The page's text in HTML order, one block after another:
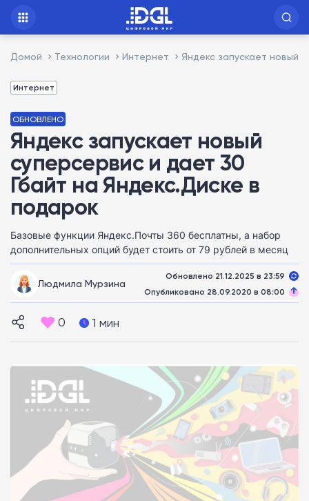
Домой Технологии Интернет Яндекс запускает новый
Интернет
ОБНОВЛЕНО
Яндекс запускает новый
суперсервис и дает 30
Гбайт на Яндекс.Диске в
подарок
Базовые функции Яндекс.Почты 360 бесплатны, а набор
дополнительных опций будет стоить от 79 рублей в месяц
Людмила Мурзина
Обновлено 21.12.2025 в 23:59
Опубликовано 28.09.2020 в 08:00
0 1 мин